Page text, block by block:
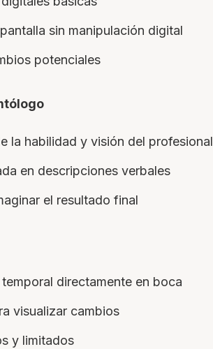
sin manipulación digital
potenciales
la habilidad y visión del profesional
en descripciones verbales
el resultado final
directamente en boca
visualizar cambios
y limitados